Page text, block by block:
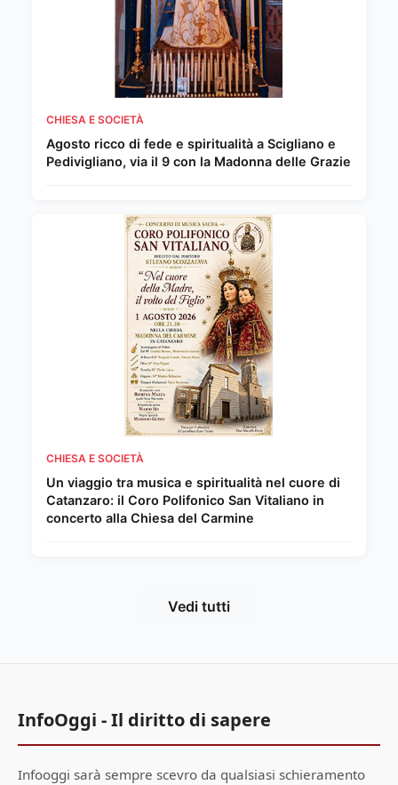
CHIESA E SOCIETÀ
Agosto ricco di fede e spiritualità a Scigliano e
Pedivigliano, via il 9 con la Madonna delle Grazie
CHIESA E SOCIETÀ
Un viaggio tra musica e spiritualità nel cuore di
Catanzaro: il Coro Polifonico San Vitaliano in
concerto alla Chiesa del Carmine
Vedi tutti
InfoOggi - Il diritto di sapere
Infooggi sarà sempre scevro da qualsiasi schieramento